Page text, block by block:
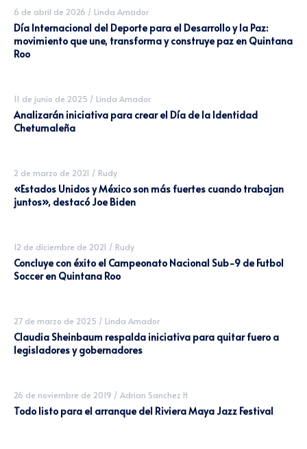
6 de abril de 2026 / Linda Amador
Día Internacional del Deporte para el Desarrollo y la Paz:
movimiento que une, transforma y construye paz en Quintana
Roo
11 de junio de 2025 / Linda Amador
Analizarán iniciativa para crear el Día de la Identidad
Chetumaleña
2 de marzo de 2021 / Rudy
«Estados Unidos y México son más fuertes cuando trabajan
juntos», destacó Joe Biden
12 de diciembre de 2021 / Rudy
Concluye con éxito el Campeonato Nacional Sub-9 de Futbol
Soccer en Quintana Roo
27 de marzo de 2025 / Linda Amador
Claudia Sheinbaum respalda iniciativa para quitar fuero a
legisladores y gobernadores
26 de noviembre de 2019 / Adrian Sanchez H
Todo listo para el arranque del Riviera Maya Jazz Festival